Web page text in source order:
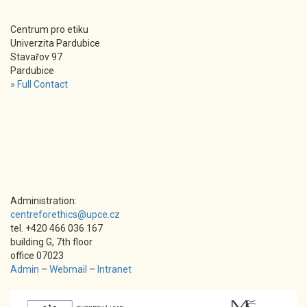
Centrum pro etiku
Univerzita Pardubice
Stavařov 97
Pardubice
» Full Contact
Administration:
centreforethics@upce.cz
tel. +420 466 036 167
building G, 7th floor
office 07023
Admin – Webmail – Intranet